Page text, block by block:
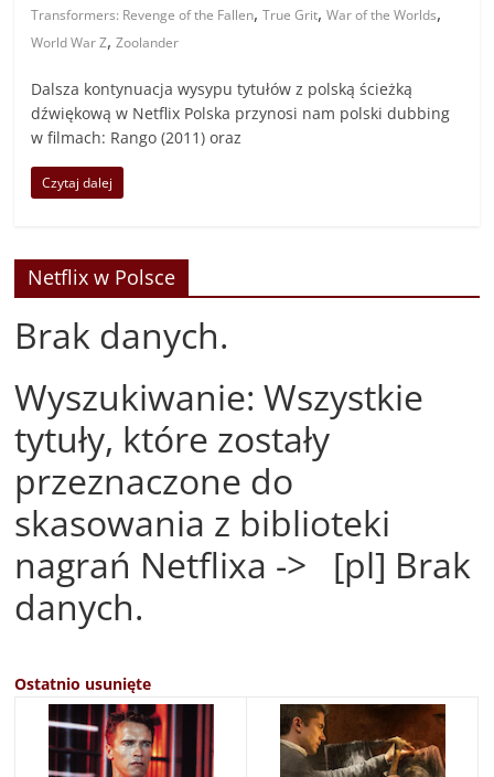
Transformers: Revenge of the Fallen,True Grit,War of the Worlds,
World War Z,Zoolander
Dalsza kontynuacja wysypu tytułów z polską ścieżką
dźwiękową w Netflix Polska przynosi nam polski dubbing
w filmach: Rango (2011) oraz
Czytaj dalej
Netflix w Polsce
Brak danych.
Wyszukiwanie: Wszystkie
tytuły, które zostały
przeznaczone do
skasowania z biblioteki
nagrań Netflixa -> [pl] Brak
danych.
Ostatnio usunięte